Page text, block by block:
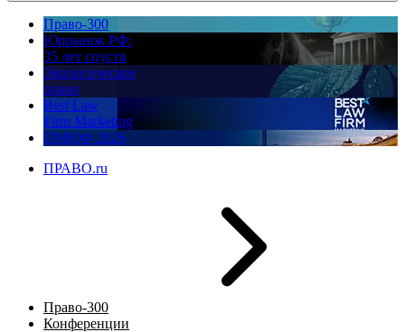
Право-300
Юррынок РФ:
35 лет спустя
Экологическое
право
Best Law
Firm Marketing
ПМЮФ 2026
ПРАВО.ru
Право-300
Конференции